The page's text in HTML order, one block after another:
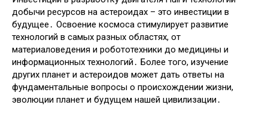
добычи ресурсов на астероидах – это инвестиции в
будущее․ Освоение космоса стимулирует развитие
технологий в самых разных областях, от
материаловедения и робототехники до медицины и
информационных технологий․ Более того, изучение
других планет и астероидов может дать ответы на
фундаментальные вопросы о происхождении жизни,
эволюции планет и будущем нашей цивилизации․